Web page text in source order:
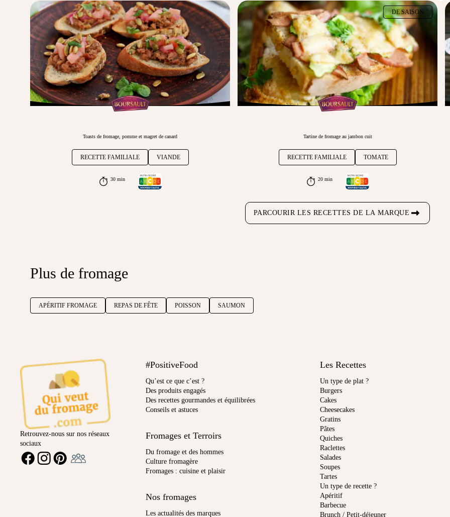
Toasts de fromage, pomme et magret de canard
RECETTE FAMILIALE VIANDE
30 min
DE SAISON
Tartine de fromage au jambon cuit
RECETTE FAMILIALE TOMATE
20 min
PARCOURIR LES RECETTES DE LA MARQUE
Plus de fromage
APÉRITIF FROMAGE REPAS DE FÊTE POISSON SAUMON
Retrouvez-nous sur nos réseaux
sociaux
FACEBOOKINSTAGRAMPINTEREST
#PositiveFood
Qu’est ce que c’est ?
Des produits engagés
Des recettes gourmandes et équilibrées
Conseils et astuces
Fromages et Terroirs
Du fromage et des hommes
Culture fromagère
Fromages : cuisine et plaisir
Nos fromages
Les actualités des marques
Les Recettes
Un type de plat ?
Burgers
Cakes
Cheesecakes
Gratins
Pâtes
Quiches
Raclettes
Salades
Soupes
Tartes
Un type de recette ?
Apéritif
Barbecue
Brunch / Petit-déjeuner